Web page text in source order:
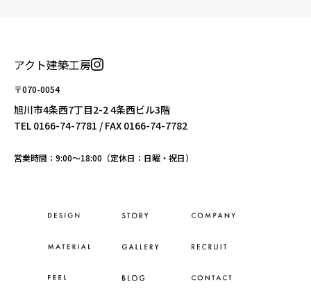
アクト建築工房
〒070-0054
旭川市4条西7丁目2-2 4条西ビル3階
TEL 0166-74-7781 / FAX 0166-74-7782
営業時間：9:00〜18:00（定休日：日曜・祝日）